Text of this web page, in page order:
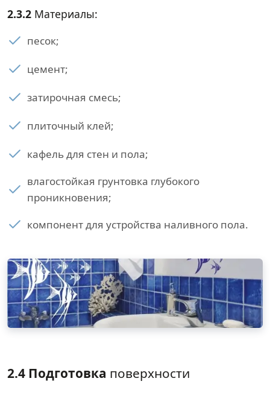
2.3.2 Материалы:
песок;
цемент;
затирочная смесь;
плиточный клей;
кафель для стен и пола;
влагостойкая грунтовка глубокого
проникновения;
компонент для устройства наливного пола.
2.4 Подготовка поверхности